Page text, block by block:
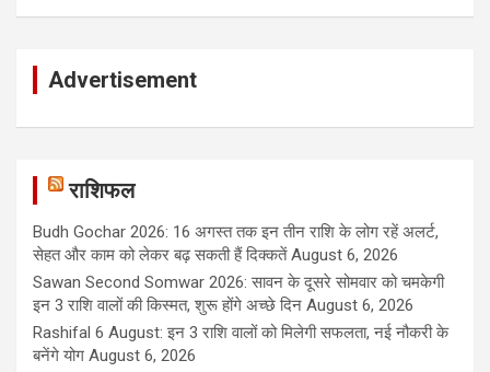
Advertisement
राशिफल
Budh Gochar 2026: 16 अगस्त तक इन तीन राशि के लोग रहें अलर्ट,
सेहत और काम को लेकर बढ़ सकती हैं दिक्कतें August 6, 2026
Sawan Second Somwar 2026: सावन के दूसरे सोमवार को चमकेगी
इन 3 राशि वालों की किस्मत, शुरू होंगे अच्छे दिन August 6, 2026
Rashifal 6 August: इन 3 राशि वालों को मिलेगी सफलता, नई नौकरी के
बनेंगे योग August 6, 2026